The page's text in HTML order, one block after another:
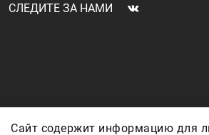
СЛЕДИТЕ ЗА НАМИ
Информация о ценах и наличии товаров носит
валют, логистических цепочек и конъюнктуры
Сайт содержит информацию для